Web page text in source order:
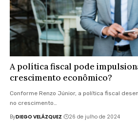
A política fiscal pode
crescimento econômico?
Conforme Renzo Júnior, a política fiscal
no crescimento…
ByDIEGO VELÁZQUEZ 26 de julho de 2024